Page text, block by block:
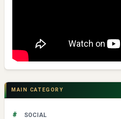
MAIN CATEGORY
# SOCIAL